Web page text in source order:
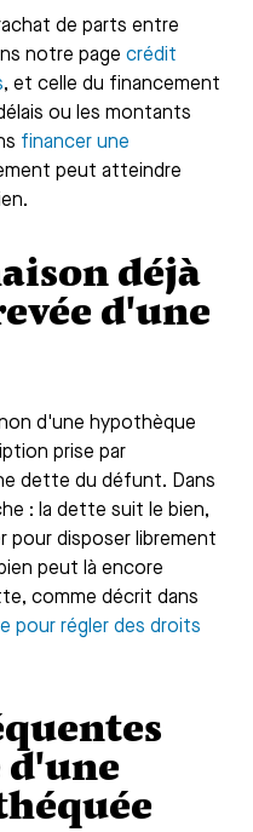
de parts entre
notre page crédit
, et celle du financement
ou les montants
financer une
peut atteindre
déjà
d'une
d'une hypothèque
prise par
dette du défunt. Dans
: la dette suit le bien,
pour disposer librement
peut là encore
comme décrit dans
pour régler des droits